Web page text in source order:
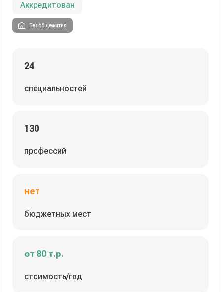
Аккредитован
Без общежития
24
специальностей
130
профессий
нет
бюджетных мест
от 80 т.р.
стоимость/год